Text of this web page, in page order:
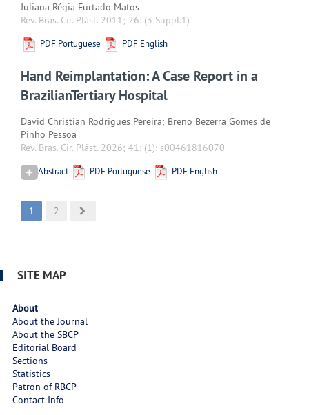
Juliana Régia Furtado Matos
Rev. Bras. Cir. Plást. 2011; 26: (3 Suppl.1)
PDF Portuguese PDF English
Hand Reimplantation: A Case Report in a
BrazilianTertiary Hospital
David Christian Rodrigues Pereira; Breno Bezerra Gomes de
Pinho Pessoa
Rev. Bras. Cir. Plást. 2026; 41: (1): s00461816070
Abstract PDF Portuguese PDF English
1 2
SITE MAP
About
About the Journal
About the SBCP
Editorial Board
Sections
Statistics
Patron of RBCP
Contact Info